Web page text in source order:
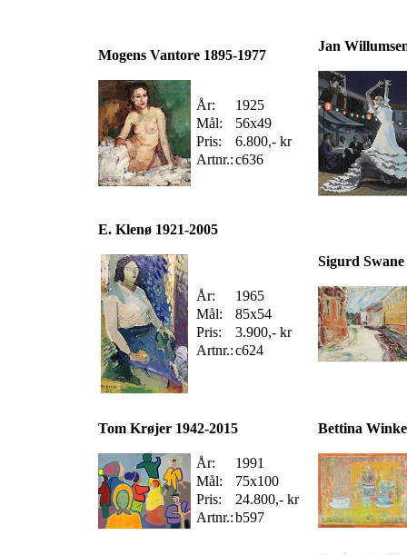
Mogens Vantore 1895-1977
År:
1925
Mål:
56x49
Pris:
6.800,- kr
Artnr.:c636
Jan
E. Klenø 1921-2005
År:
1965
Mål:
85x54
Pris:
3.900,- kr
Artnr.:c624
Sigurd Swane
Tom Krøjer 1942-2015
År:
1991
Mål:
75x100
Pris:
24.800,- kr
Artnr.:b597
Bettina